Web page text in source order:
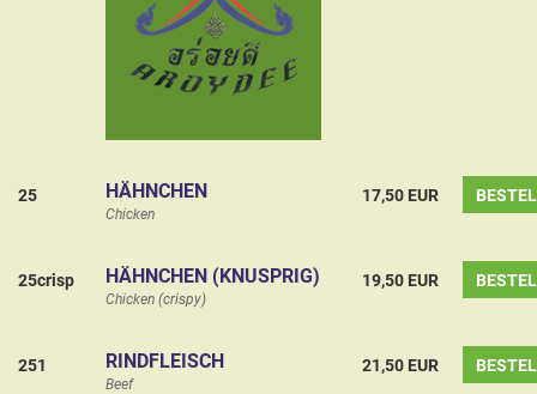
25 HÄHNCHEN
Chicken
17,50 EUR
25crisp HÄHNCHEN (KNUSPRIG)
Chicken (crispy)
19,50 EUR
251 RINDFLEISCH
Beef
21,50 EUR